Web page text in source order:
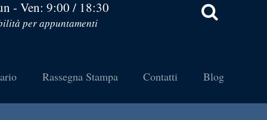
- Ven: 9:00 / 18:30
per appuntamenti
Rassegna Stampa Contatti Blog